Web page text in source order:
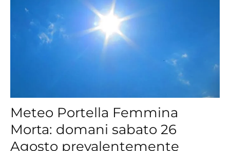
Meteo Portella Femmina
Morta: domani sabato 26
Agosto prevalentemente